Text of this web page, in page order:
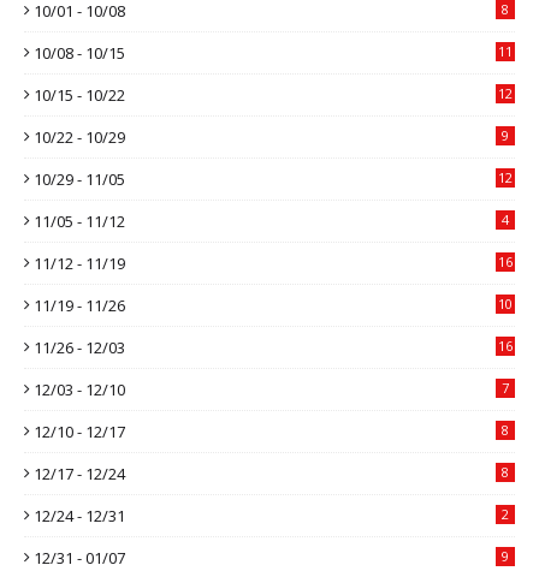
10/01 - 10/08 8
10/08 - 10/15 11
10/15 - 10/22 12
10/22 - 10/29 9
10/29 - 11/05 12
11/05 - 11/12 4
11/12 - 11/19 16
11/19 - 11/26 10
11/26 - 12/03 16
12/03 - 12/10 7
12/10 - 12/17 8
12/17 - 12/24 8
12/24 - 12/31 2
12/31 - 01/07 9